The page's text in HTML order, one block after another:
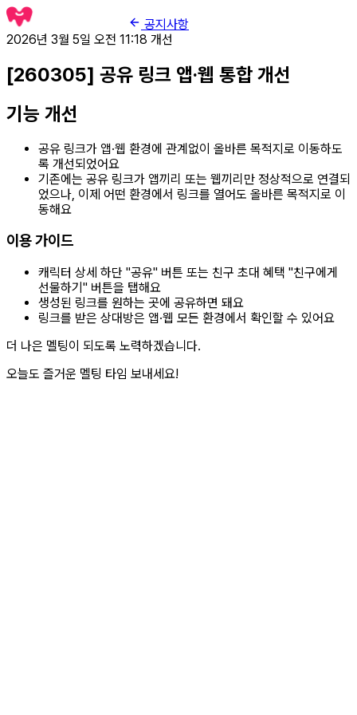
공지사항
2026년 3월 5일 오전 11:18 개선
[260305] 공유 링크 앱·웹 통합 개선
기능 개선
공유 링크가 앱·웹 환경에 관계없이 올바른 목적지로 이동하도
록 개선되었어요
기존에는 공유 링크가 앱끼리 또는 웹끼리만 정상적으로 연결되
었으나, 이제 어떤 환경에서 링크를 열어도 올바른 목적지로 이
동해요
이용 가이드
캐릭터 상세 하단 "공유" 버튼 또는 친구 초대 혜택 "친구에게
선물하기" 버튼을 탭해요
생성된 링크를 원하는 곳에 공유하면 돼요
링크를 받은 상대방은 앱·웹 모든 환경에서 확인할 수 있어요
더 나은 멜팅이 되도록 노력하겠습니다.
오늘도 즐거운 멜팅 타임 보내세요!